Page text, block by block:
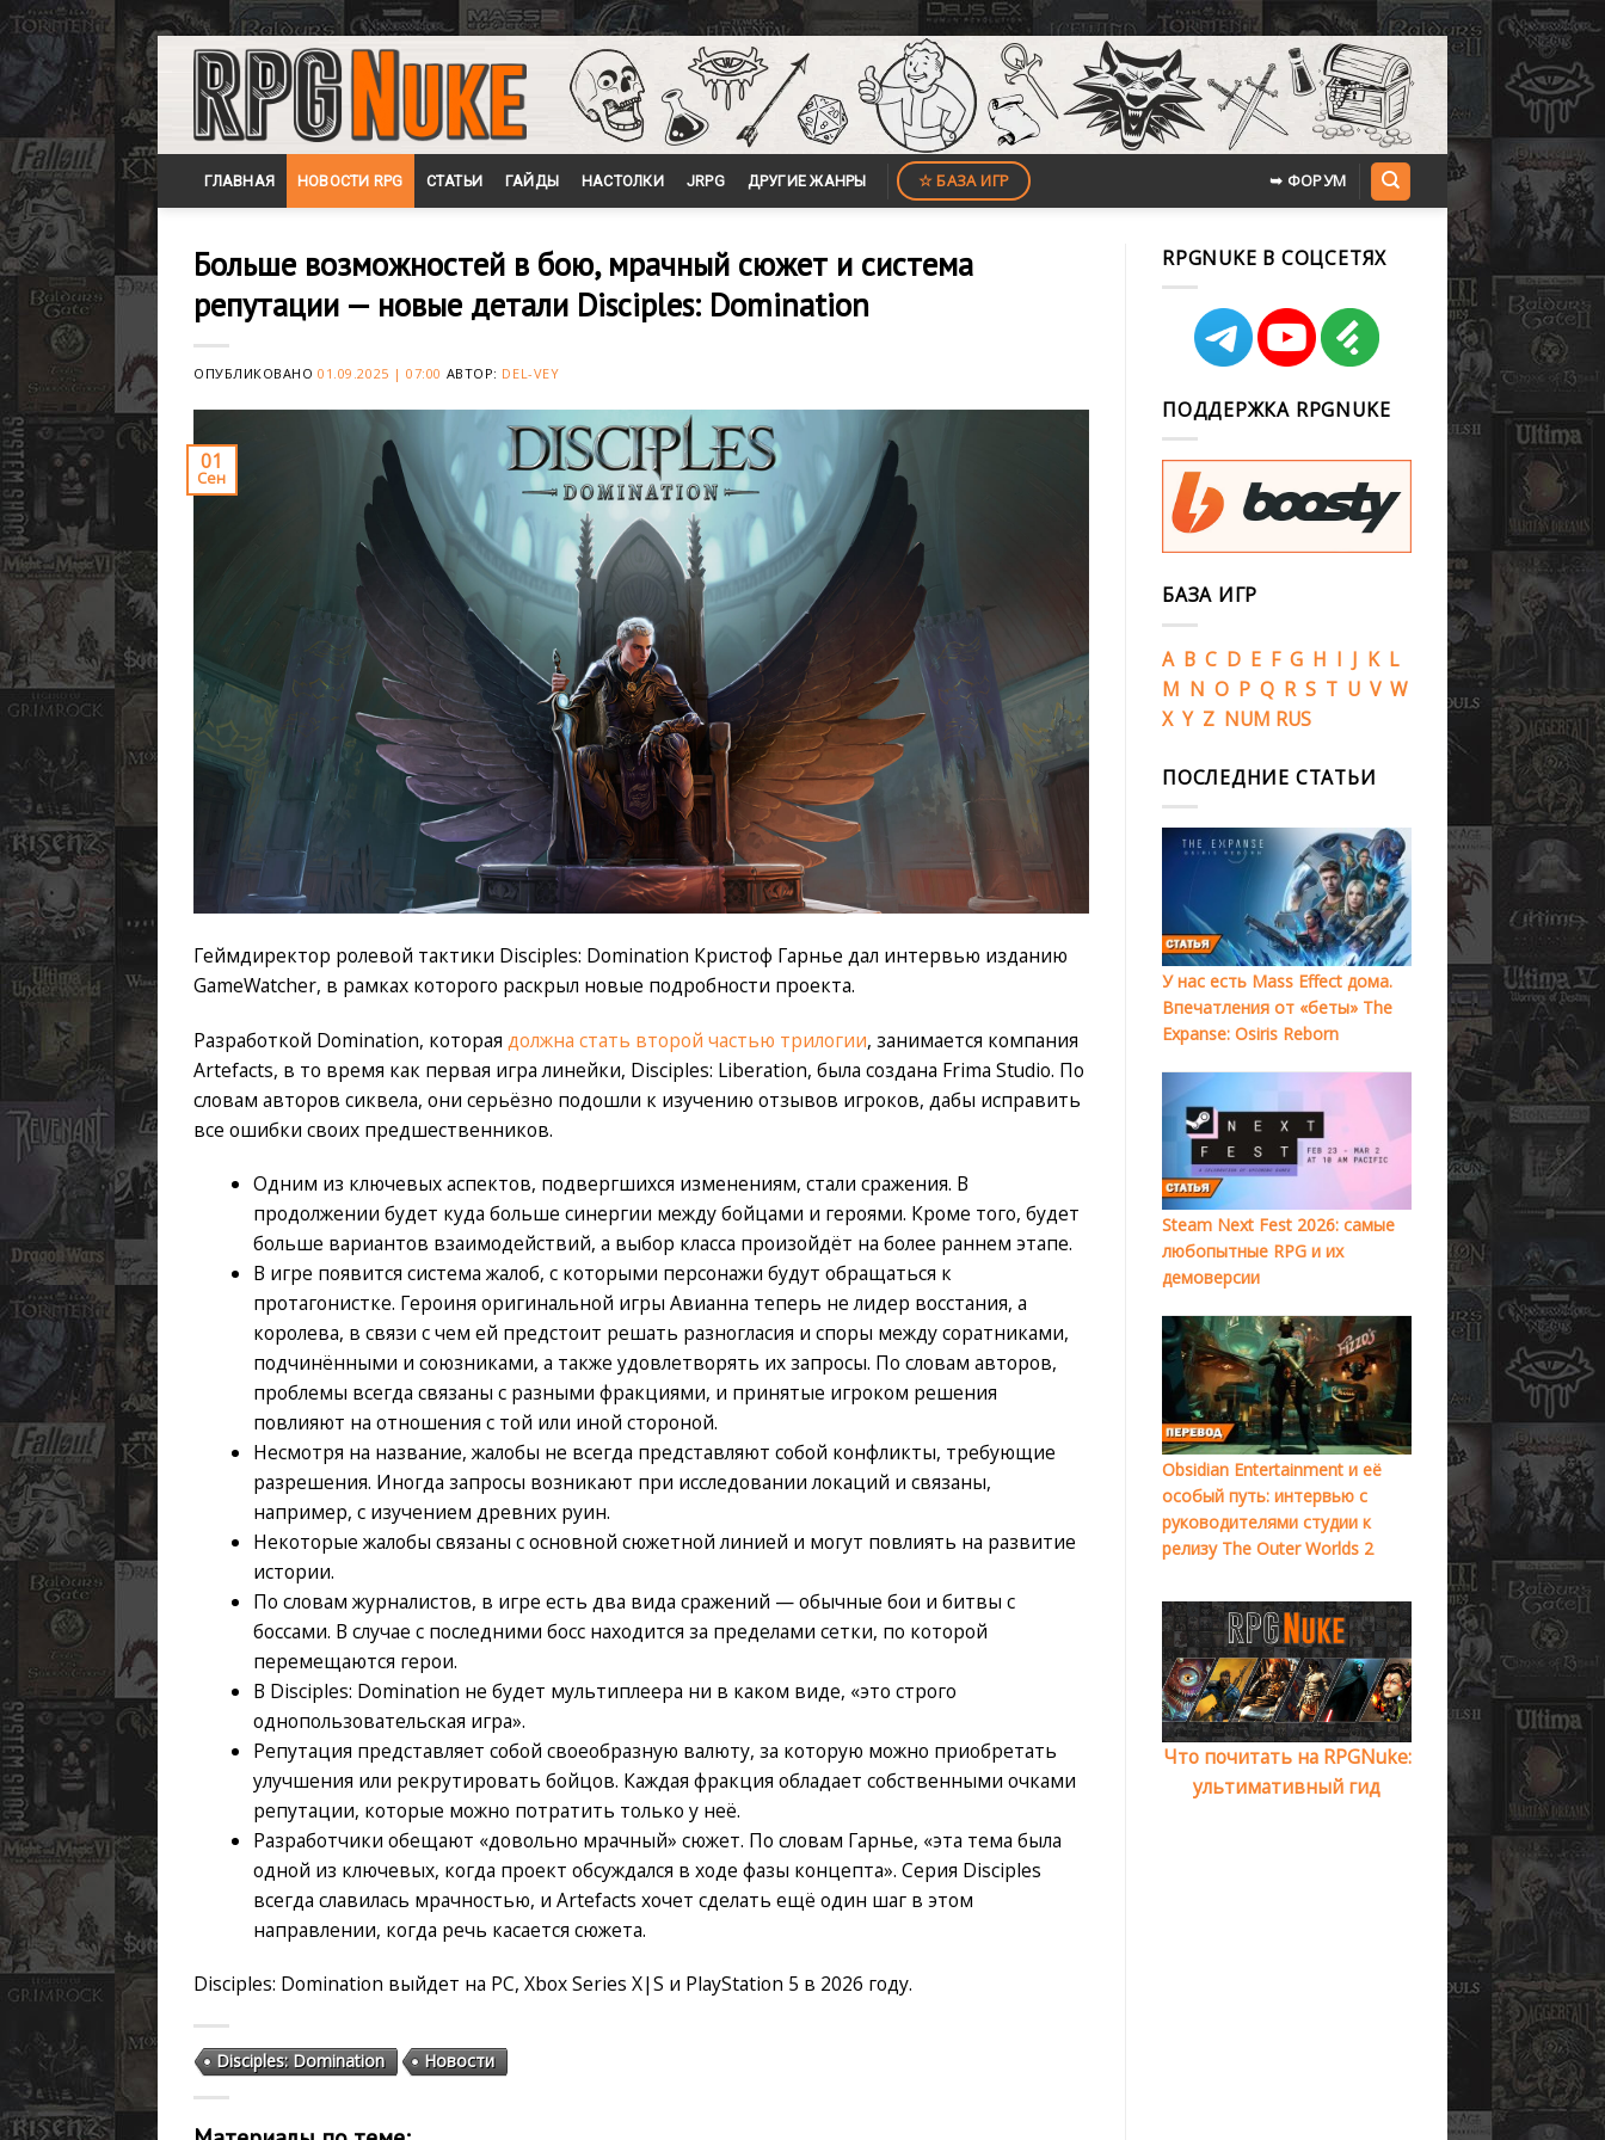
Skip
content
ГЛАВНАЯ НОВОСТИ RPG СТАТЬИ ГАЙДЫ НАСТОЛКИ JRPG ДРУГИЕ ЖАНРЫ ☆ БАЗА ИГР ➥ ФОРУМ
Больше возможностей в бою, мрачный сюжет и система
репутации — новые детали Disciples: Domination
ОПУБЛИКОВАНО01.09.2025 | 07:00 АВТОР: DEL-VEY
01
Сен
Геймдиректор ролевой тактики Disciples: Domination Кристоф Гарнье дал интервью изданию
GameWatcher, в рамках которого раскрыл новые подробности проекта.
Разработкой Domination, которая должна стать второй частью трилогии, занимается компания
Artefacts, в то время как первая игра линейки, Disciples: Liberation, была создана Frima Studio. По
словам авторов сиквела, они серьёзно подошли к изучению отзывов игроков, дабы исправить
все ошибки своих предшественников.
Одним из ключевых аспектов, подвергшихся изменениям, стали сражения. В
продолжении будет куда больше синергии между бойцами и героями. Кроме того, будет
больше вариантов взаимодействий, а выбор класса произойдёт на более раннем этапе.
В игре появится система жалоб, с которыми персонажи будут обращаться к
протагонистке. Героиня оригинальной игры Авианна теперь не лидер восстания, а
королева, в связи с чем ей предстоит решать разногласия и споры между соратниками,
подчинёнными и союзниками, а также удовлетворять их запросы. По словам авторов,
проблемы всегда связаны с разными фракциями, и принятые игроком решения
повлияют на отношения с той или иной стороной.
Несмотря на название, жалобы не всегда представляют собой конфликты, требующие
разрешения. Иногда запросы возникают при исследовании локаций и связаны,
например, с изучением древних руин.
Некоторые жалобы связаны с основной сюжетной линией и могут повлиять на развитие
истории.
По словам журналистов, в игре есть два вида сражений — обычные бои и битвы с
боссами. В случае с последними босс находится за пределами сетки, по которой
перемещаются герои.
В Disciples: Domination не будет мультиплеера ни в каком виде, «это строго
однопользовательская игра».
Репутация представляет собой своеобразную валюту, за которую можно приобретать
улучшения или рекрутировать бойцов. Каждая фракция обладает собственными очками
репутации, которые можно потратить только у неё.
Разработчики обещают «довольно мрачный» сюжет. По словам Гарнье, «эта тема была
одной из ключевых, когда проект обсуждался в ходе фазы концепта». Серия Disciples
всегда славилась мрачностью, и Artefacts хочет сделать ещё один шаг в этом
направлении, когда речь касается сюжета.
Disciples: Domination выйдет на PC, Xbox Series X|S и PlayStation 5 в 2026 году.
Disciples: Domination Новости
RPGNUKE В СОЦСЕТЯХ
ПОДДЕРЖКА RPGNUKE
БАЗА ИГР
A B C D E F G H I J K L
M N O P Q R S T U V W
X Y Z NUM RUS
ПОСЛЕДНИЕ СТАТЬИ
У нас есть Mass Effect дома.
Впечатления от «беты» The
Expanse: Osiris Reborn
Steam Next Fest 2026: самые
любопытные RPG и их
демоверсии
Obsidian Entertainment и её
особый путь: интервью с
руководителями студии к
релизу The Outer Worlds 2
Что почитать на RPGNuke:
ультимативный гид